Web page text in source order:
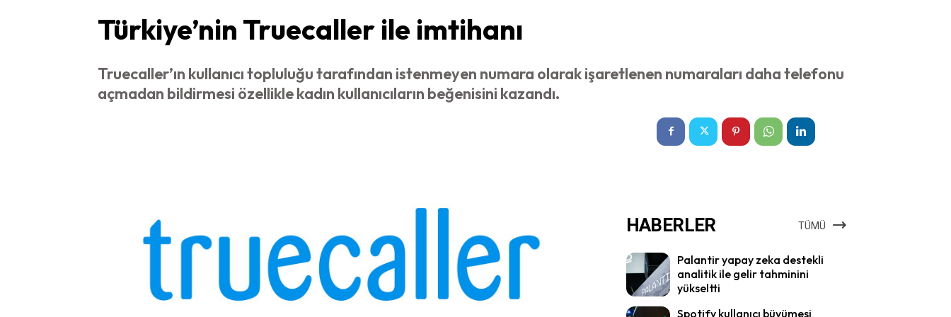
Türkiye’nin Truecaller ile imtihanı
Truecaller’ın kullanıcı topluluğu tarafından istenmeyen numara olarak işaretlenen numaraları daha telefonu
açmadan bildirmesi özellikle kadın kullanıcıların beğenisini kazandı.
HABERLER TÜMÜ
Palantir yapay zeka destekli
analitik ile gelir tahminini
yükseltti
Spotify kullanıcı büyümesi